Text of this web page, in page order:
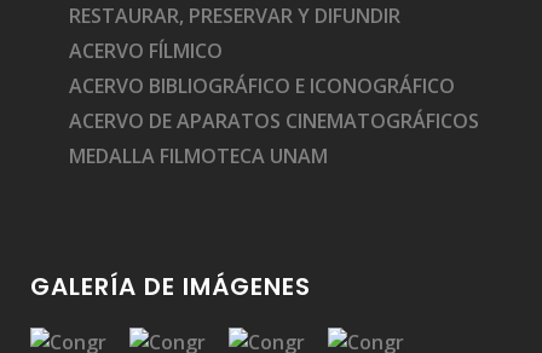
RESTAURAR, PRESERVAR Y DIFUNDIR
ACERVO FÍLMICO
ACERVO BIBLIOGRÁFICO E ICONOGRÁFICO
ACERVO DE APARATOS CINEMATOGRÁFICOS
MEDALLA FILMOTECA UNAM
GALERÍA DE IMÁGENES